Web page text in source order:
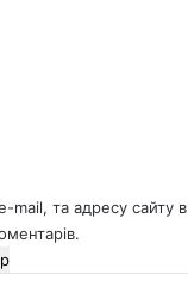
mail, та адресу сайту